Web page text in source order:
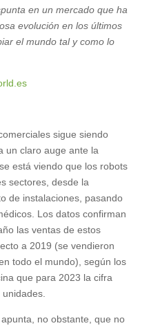
en un mercado que ha
evolución en los últimos
el mundo tal y como lo
sigue siendo
un claro auge ante la
está viendo que los robots
sectores, desde la
de instalaciones, pasando
Los datos confirman
las ventas de estos
a 2019 (se vendieron
todo el mundo), según los
que para 2023 la cifra
no obstante, que no